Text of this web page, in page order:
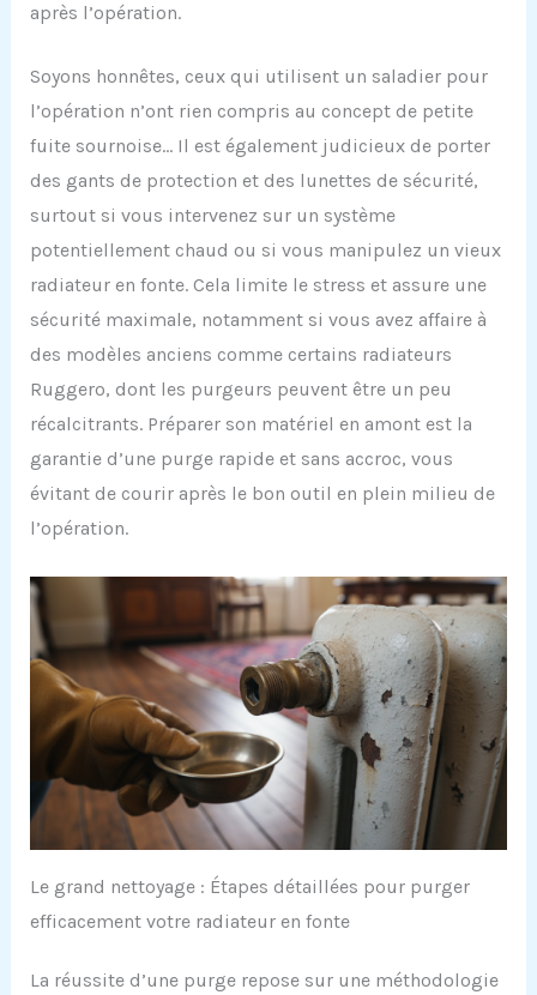
après l’opération.
Soyons honnêtes, ceux qui utilisent un saladier pour
l’opération n’ont rien compris au concept de petite
fuite sournoise… Il est également judicieux de porter
des gants de protection et des lunettes de sécurité,
surtout si vous intervenez sur un système
potentiellement chaud ou si vous manipulez un vieux
radiateur en fonte. Cela limite le stress et assure une
sécurité maximale, notamment si vous avez affaire à
des modèles anciens comme certains radiateurs
Ruggero, dont les purgeurs peuvent être un peu
récalcitrants. Préparer son matériel en amont est la
garantie d’une purge rapide et sans accroc, vous
évitant de courir après le bon outil en plein milieu de
l’opération.
Le grand nettoyage : Étapes détaillées pour purger
efficacement votre radiateur en fonte
La réussite d’une purge repose sur une méthodologie